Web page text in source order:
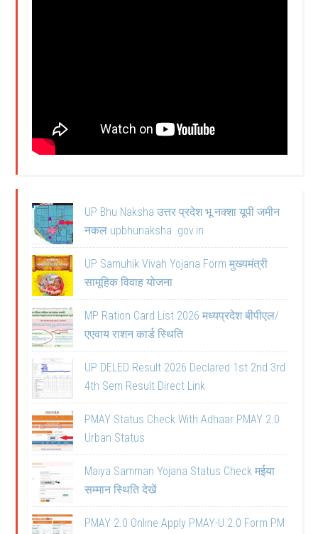
UP Bhu Naksha उत्तर प्रदेश भू नक्शा यूपी जमीन
नकल upbhunaksha .gov.in
UP Samuhik Vivah Yojana Form मुख्यमंत्री
सामूहिक विवाह योजना
MP Ration Card List 2026 मध्यप्रदेश बीपीएल/
एएवाय राशन कार्ड स्थिति
UP DELED Result 2026 Declared 1st 2nd 3rd
4th Sem Result Direct Link
PMAY Status Check With Adhaar PMAY 2.0
Urban Status
Maiya Samman Yojana Status Check मईया
सम्मान स्थिति देखें
PMAY 2.0 Online Apply PMAY-U 2.0 Form PM